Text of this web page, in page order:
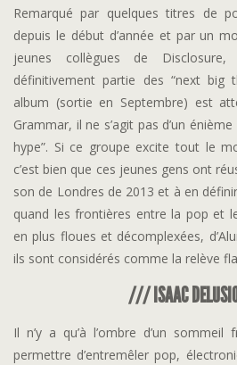
Remarqué par quelques titres de
depuis le début d’année et par un
jeunes collègues de
définitivement partie des “next big
album (sortie en Septembre) est
Grammar, il ne s’agit pas d’un
hype”. Si ce groupe excite tout le
c’est bien que ces jeunes gens ont
son de Londres de 2013 et à en
quand les frontières entre la pop et
en plus floues et décomplexées,
ils sont considérés comme la relève
/// ISAAC
Il n’y a qu’à l’ombre d’un sommeil
permettre d’entremêler pop,